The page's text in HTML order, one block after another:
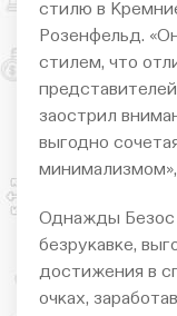
стилю в
Розенфельд.
стилем, что
заострил
выгодно
Однажды Безос
безрукавке,
достижения в
очках,